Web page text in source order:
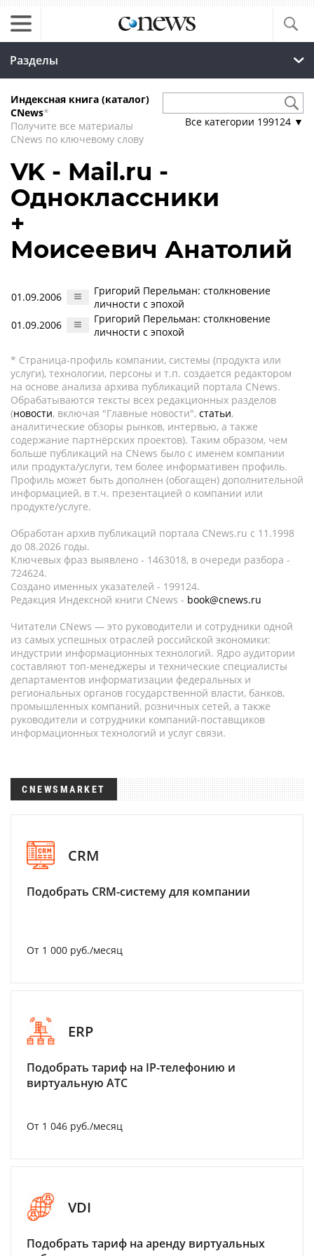
Разделы
Индексная книга (каталог)
CNews*
Получите все материалы
CNews по ключевому слову
Все категории 199124 ▼
VK - Mail.ru -
Одноклассники
+
Моисеевич Анатолий
01.09.2006
Григорий Перельман: столкновение
личности с эпохой
01.09.2006
Григорий Перельман: столкновение
личности с эпохой
* Страница-профиль компании, системы (продукта или
услуги), технологии, персоны и т.п. создается редактором
на основе анализа архива публикаций портала CNews.
Обрабатываются тексты всех редакционных разделов
(новости, включая "Главные новости", статьи,
аналитические обзоры рынков, интервью, а также
содержание партнёрских проектов). Таким образом, чем
больше публикаций на CNews было с именем компании
или продукта/услуги, тем более информативен профиль.
Профиль может быть дополнен (обогащен) дополнительной
информацией, в т.ч. презентацией о компании или
продукте/услуге.
Обработан архив публикаций портала CNews.ru c 11.1998
до 08.2026 годы.
Ключевых фраз выявлено - 1463018, в очереди разбора -
724624.
Создано именных указателей - 199124.
Редакция Индексной книги CNews - book@cnews.ru
Читатели CNews — это руководители и сотрудники одной
из самых успешных отраслей российской экономики:
индустрии информационных технологий. Ядро аудитории
составляют топ-менеджеры и технические специалисты
департаментов информатизации федеральных и
региональных органов государственной власти, банков,
промышленных компаний, розничных сетей, а также
руководители и сотрудники компаний-поставщиков
информационных технологий и услуг связи.
CNEWSMARKET
CRM
Подобрать CRM-систему для компании
От 1 000 руб./месяц
ERP
Подобрать тариф на IP-телефонию и
виртуальную АТС
От 1 046 руб./месяц
VDI
Подобрать тариф на аренду виртуальных